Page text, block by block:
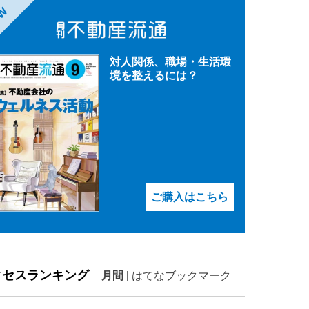
対人関係、職場・生活環
境を整えるには？
ご購入はこちら
セスランキング 月間 はてなブックマーク